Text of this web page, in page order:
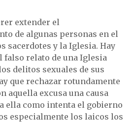
extender el
de algunas personas en el
sacerdotes y la Iglesia. Hay
falso relato de una Iglesia
delitos sexuales de sus
que rechazar rotundamente
aquella excusa una causa
ella como intenta el gobierno
especialmente los laicos los